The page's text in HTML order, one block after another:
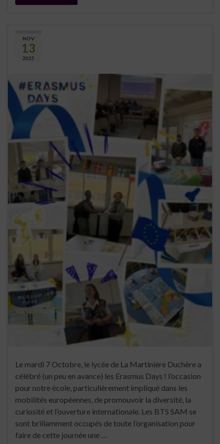
NOV
13
2025
Le mardi 7 Octobre, le lycée de La Martinière Duchère a
célébré (un peu en avance) les Erasmus Days ! l’occasion
pour notre école, particulièrement impliqué dans les
mobilités européennes, de promouvoir la diversité, la
curiosité et l’ouverture internationale. Les BTS SAM se
sont brillamment occupés de toute l’organisation pour
faire de cette journée une …